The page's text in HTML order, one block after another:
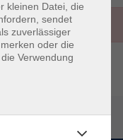
kleinen Datei, die
sendet
zuverlässiger
oder die
Verwendung